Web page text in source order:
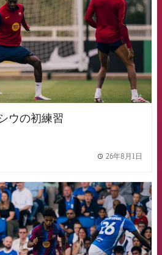
ウの初練習
26年8月1日
FCB Barcelona badge